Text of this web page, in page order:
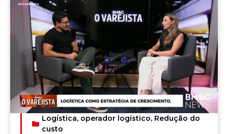
Logística, operador logístico, Redução do
custo